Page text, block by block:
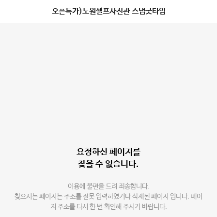
오픈특가)노원셀프사진관 스냅굿타임
요청하신 페이지를
찾을 수 없습니다.
이용에 불편을 드려 죄송합니다.
찾으시는 페이지는 주소를 잘못 입력하였거나 삭제된 페이지 입니다. 페이
지 주소를 다시 한 번 확인해 주시기 바랍니다.